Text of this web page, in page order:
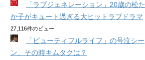
「ラブジェネレーション」20歳の松た
か子がキュート過ぎる大ヒットラブドラマ
27,116件のビュー
「ビューティフルライフ」の号泣シー
ン、その時キムタクは？